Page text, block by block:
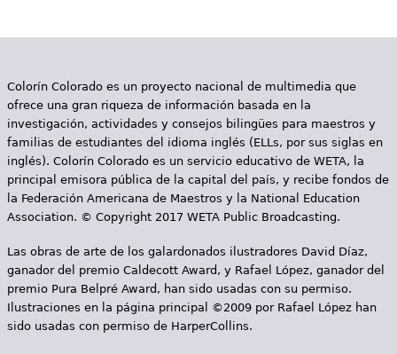
Colorín Colorado es un proyecto nacional de multimedia que
ofrece una gran riqueza de información basada en la
investigación, actividades y consejos bilingües para maestros y
familias de estudiantes del idioma inglés (ELLs, por sus siglas en
inglés). Colorín Colorado es un servicio educativo de WETA, la
principal emisora pública de la capital del país, y recibe fondos de
la Federación Americana de Maestros y la National Education
Association. © Copyright 2017 WETA Public Broadcasting.
Las obras de arte de los galardonados ilustradores David Díaz,
ganador del premio Caldecott Award, y Rafael López, ganador del
premio Pura Belpré Award, han sido usadas con su permiso.
Ilustraciones en la página principal ©2009 por Rafael López han
sido usadas con permiso de HarperCollins.